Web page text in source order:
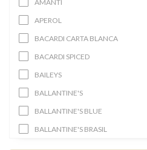
MIT FOTO
PREMIUM-KOLLEKTION
PROSECCO
ROSÉWEIN
ROTWEIN
RUM
AMANTI
APEROL
BACARDI CARTA BLANCA
BACARDI SPICED
BAILEYS
BALLANTINE'S
BALLANTINE'S BLUE
BALLANTINE'S BRASIL